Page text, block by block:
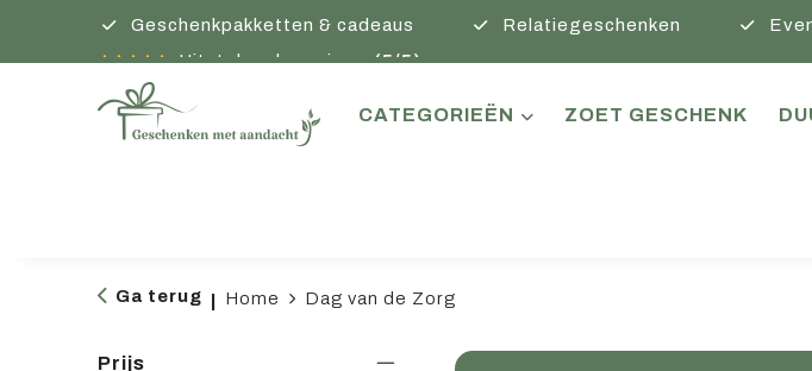
Geschenkpakketten & cadeaus Relatiegeschenken
Uitstekende reviews(5/5)
CATEGORIEËN ZOET GESCHENK
Ga terug Home Dag van de Zorg
Prijs